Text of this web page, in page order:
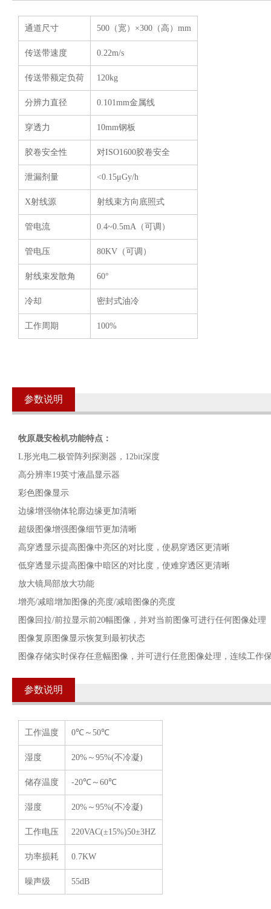
通道尺寸 500（宽）×300（高）mm
传送带速度 0.22m/s
传送带额定负荷 120kg
分辨力直径 0.101mm金属线
穿透力 10mm钢板
胶卷安全性 对ISO1600胶卷安全
泄漏剂量 <0.15μGy/h
X射线源 射线束方向底照式
管电流 0.4~0.5mA（可调）
管电压 80KV（可调）
射线束发散角 60°
冷却 密封式油冷
工作周期 100%
参数说明
牧原晟安检机功能特点：
L形光电二极管阵列探测器，12bit深度
高分辨率19英寸液晶显示器
彩色图像显示
边缘增强物体轮廓边缘更加清晰
超级图像增强图像细节更加清晰
高穿透显示提高图像中亮区的对比度，使易穿透区更清晰
低穿透显示提高图像中暗区的对比度，使难穿透区更清晰
放大镜局部放大功能
增亮/减暗增加图像的亮度/减暗图像的亮度
图像回拉/前拉显示前20幅图像，并对当前图像可进行任何图像处理
图像复原图像显示恢复到最初状态
图像存储实时保存任意幅图像，并可进行任意图像处理，连续工作
参数说明
工作温度 0℃～50℃
湿度 20%～95%(不冷凝)
储存温度 -20℃～60℃
湿度 20%～95%(不冷凝)
工作电压 220VAC(±15%)50±3HZ
功率损耗 0.7KW
噪声级 55dB